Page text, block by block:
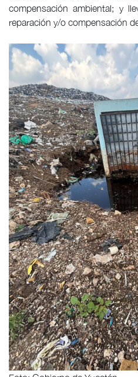
compensación ambiental; y
reparación y/o compensación